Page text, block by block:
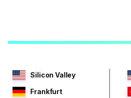
Silicon Valley
Frankfurt